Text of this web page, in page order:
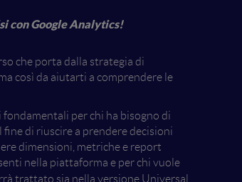
con Google Analytics!
che porta dalla strategia di
così da aiutarti a comprendere le
fondamentali per chi ha bisogno di
di riuscire a prendere decisioni
dimensioni, metriche e report
nella piattaforma e per chi vuole
trattato sia nella versione Universal